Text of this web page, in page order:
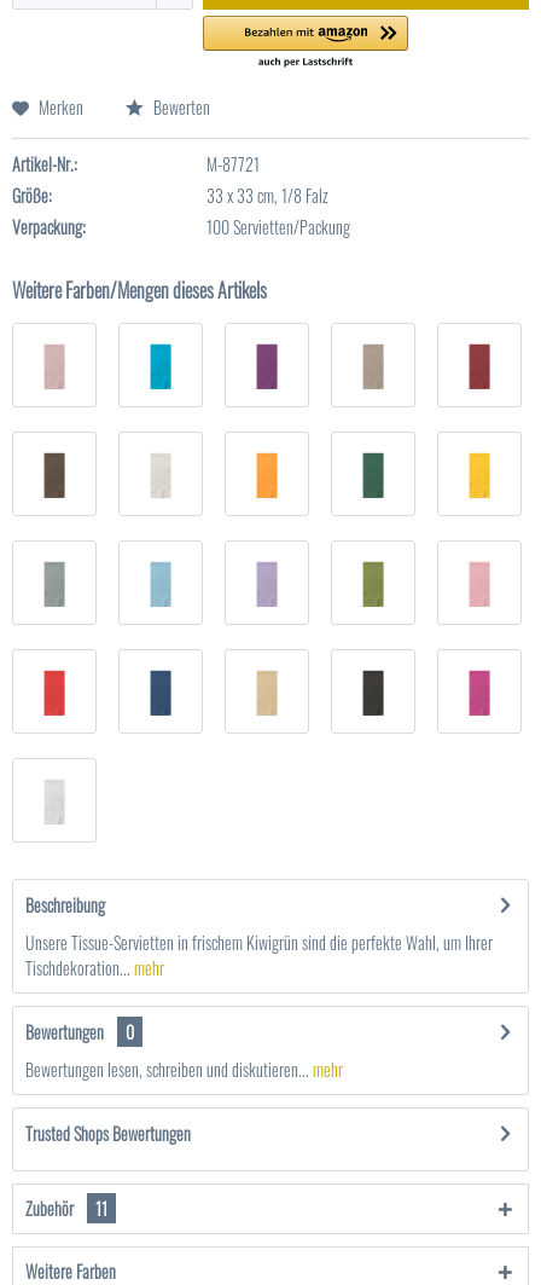
Merken Bewerten
Artikel-Nr.:
M-87721
Größe:
33 x 33 cm, 1/8 Falz
Verpackung:
100 Servietten/Packung
Weitere Farben/Mengen dieses Artikels
Beschreibung
Unsere Tissue-Servietten in frischem Kiwigrün sind die perfekte Wahl, um Ihrer
Tischdekoration...mehr
Bewertungen
0
Bewertungen lesen, schreiben und diskutieren...mehr
Trusted Shops Bewertungen
Zubehör 11
Weitere Farben